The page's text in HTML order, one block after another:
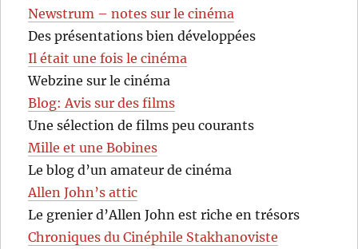
Newstrum – notes sur le cinéma
Des présentations bien développées
Il était une fois le cinéma
Webzine sur le cinéma
Blog: Avis sur des films
Une sélection de films peu courants
Mille et une Bobines
Le blog d’un amateur de cinéma
Allen John’s attic
Le grenier d’Allen John est riche en trésors
Chroniques du Cinéphile Stakhanoviste